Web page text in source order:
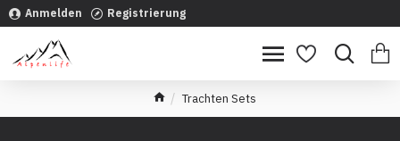
Anmelden Registrierung
Trachten Sets